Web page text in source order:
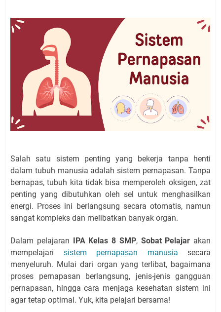
Salah satu sistem penting yang bekerja tanpa henti
dalam tubuh manusia adalah sistem pernapasan. Tanpa
bernapas, tubuh kita tidak bisa memperoleh oksigen, zat
penting yang dibutuhkan oleh sel untuk menghasilkan
energi. Proses ini berlangsung secara otomatis, namun
sangat kompleks dan melibatkan banyak organ.
Dalam pelajaran IPA Kelas 8 SMP, Sobat Pelajar akan
mempelajari sistem pernapasan manusia secara
menyeluruh. Mulai dari organ yang terlibat, bagaimana
proses pernapasan berlangsung, jenis-jenis gangguan
pernapasan, hingga cara menjaga kesehatan sistem ini
agar tetap optimal. Yuk, kita pelajari bersama!